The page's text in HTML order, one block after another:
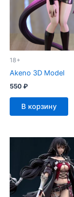
18+
Akeno 3D Model
550₽
В корзину